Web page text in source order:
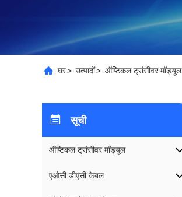
घर> उत्पादों> ऑप्टिकल ट्रांसीवर मॉड्यूल
सूची
ऑप्टिकल ट्रांसीवर मॉड्यूल
एओसी डीएसी केबल